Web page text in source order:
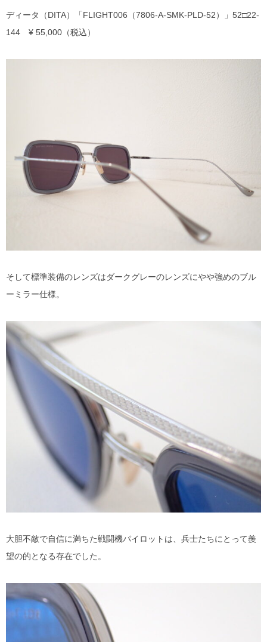
ディータ（DITA）「FLIGHT006（7806-A-SMK-PLD-52）」52□22-
144 ¥ 55,000（税込）
そして標準装備のレンズはダークグレーのレンズにやや強めのブル
ーミラー仕様。
大胆不敵で自信に満ちた戦闘機パイロットは、兵士たちにとって羨
望の的となる存在でした。
TOM FORD
TALEX